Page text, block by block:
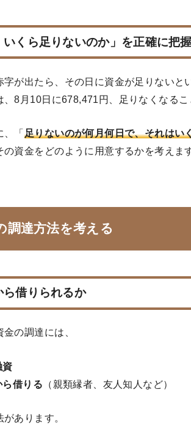
いくら足りないのか」を正確に把
字が出たら、その日に資金が足りないと
、8月10日に678,471円、足りなくなるこ
、「足りないのが何月何日で、それはい
の資金をどのように用意するかを考えま
調達方法を考える
ら借りられるか
の調達には、
資
ら借りる （親類縁者、友人知人など）
あります。